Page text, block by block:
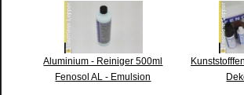
Aluminium - Reiniger 500ml
Fenosol AL - Emulsion